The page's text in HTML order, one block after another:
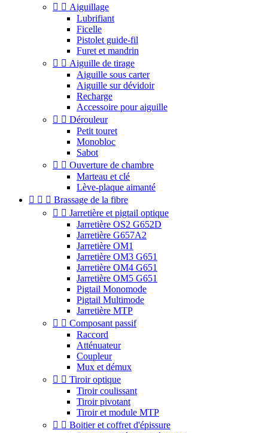
  Aiguillage
Lubrifiant
Ficelle
Pistolet guide-fil
Furet et mandrin
  Aiguille de tirage
Aiguille sous carter
Aiguille sur dévidoir
Recharge
Accessoire pour aiguille
  Dérouleur
Petit touret
Monobloc
Sabot
  Ouverture de chambre
Marteau et clé
Lève-plaque aimanté
   Brassage de la fibre
  Jarretière et pigtail optique
Jarretière OS2 G652D
Jarretière G657A2
Jarretière OM1
Jarretière OM3 G651
Jarretière OM4 G651
Jarretière OM5 G651
Pigtail Monomode
Pigtail Multimode
Jarretière MTP
  Composant passif
Raccord
Atténuateur
Coupleur
Mux et démux
  Tiroir optique
Tiroir coulissant
Tiroir pivotant
Tiroir et module MTP
  Boitier et coffret d'épissure